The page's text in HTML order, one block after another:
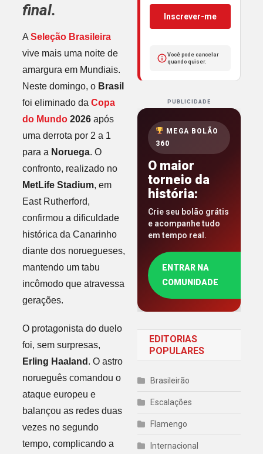
final.
A Seleção Brasileira
vive mais uma noite de
amargura em Mundiais.
Neste domingo, o Brasil
foi eliminado da Copa
do Mundo2026após
uma derrota por 2 a 1
para a Noruega. O
confronto, realizado no
MetLife Stadium, em
East Rutherford,
confirmou a dificuldade
histórica da Canarinho
diante dos noruegueses,
mantendo um tabu
incômodo que atravessa
gerações.
O protagonista do duelo
foi, sem surpresas,
Erling Haaland . O astro
norueguês comandou o
ataque europeu e
balançou as redes duas
vezes no segundo
tempo, complicando a
Inscrever-me
Você pode cancelar
quando quiser.
PUBLICIDADE
MEGA BOLÃO
360
O maior
torneio da
história:
Crie seu bolão grátis
e acompanhe tudo
em tempo real.
ENTRAR NA
COMUNIDADE
EDITORIAS
POPULARES
Brasileirão
Escalações
Flamengo
Internacional